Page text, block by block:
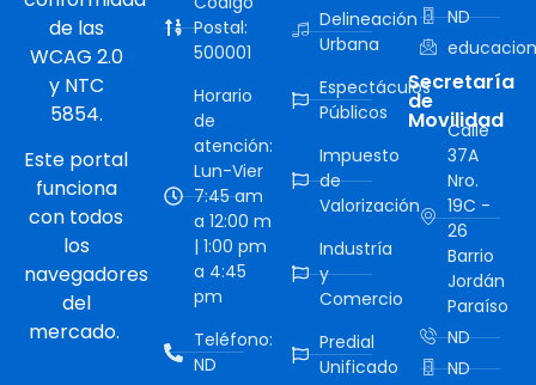
de las
WCAG 2.0
y NTC
5854.
Este portal
funciona
con todos
los
navegadores
del
mercado.
Postal:
500001
Horario
de
atención:
Lun-Vier
7:45 am
a 12:00 m
| 1:00 pm
a 4:45
pm
Teléfono:
ND
Delineación
Urbana
Espectáculos
Públicos
Impuesto
de
Valorización
Industría
y
Comercio
Predial
Unificado
ND
Secretaría
de
Movilidad
Calle
37A
Nro.
19C -
26
Barrio
Jordán
Paraíso
ND
ND